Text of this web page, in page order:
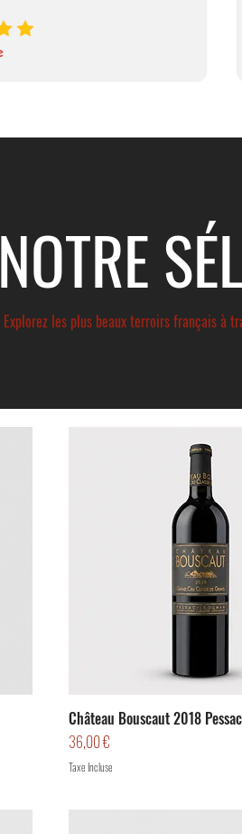
NOTRE
Explorez les plus beaux terroirs français à
Château Bouscaut 2018
Prix
36,00 €
Taxe Incluse